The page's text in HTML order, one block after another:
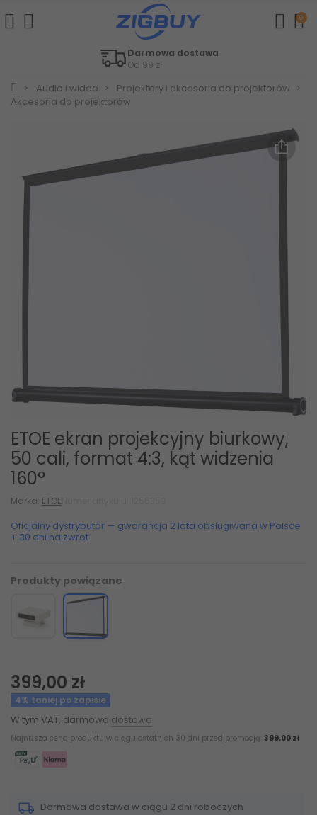
0
Darmowa dostawa
Audio i wideo
Projektory i akcesoria do projektorów
Akcesoria do projektorów
ETOE ekran projekcyjny biurkowy,
50 cali, format 4:3, kąt widzenia
160°
Marka: ETOE
Oficjalny dystrybutor — gwarancja 2 lata obsługiwana w Polsce
+ 30 dni na zwrot
Produkty powiązane
399,00 zł
4% taniej po zapisie
W tym VAT, darmowa dostawa
Najniższa cena produktu w ciągu ostatnich 30 dni przed promocją: 399,00 zł
Darmowa dostawa w ciągu 2 dni roboczych